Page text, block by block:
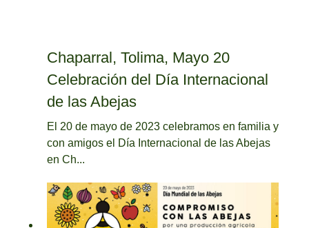
Chaparral, Tolima, Mayo 20
Celebración del Día Internacional
de las Abejas
El 20 de mayo de 2023 celebramos en familia y
con amigos el Día Internacional de las Abejas
en Ch...